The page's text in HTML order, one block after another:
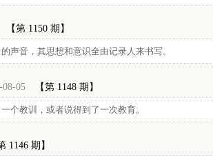
【第 1150 期】
声音，其思想和意识全由记录人来书写。
08-05 【第 1148 期】
个教训，或者说得到了一次教育。
1146 期】